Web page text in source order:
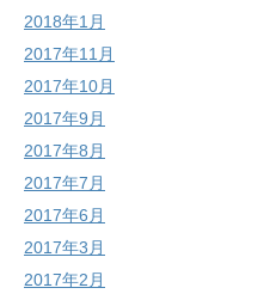
2018年1月
2017年11月
2017年10月
2017年9月
2017年8月
2017年7月
2017年6月
2017年3月
2017年2月